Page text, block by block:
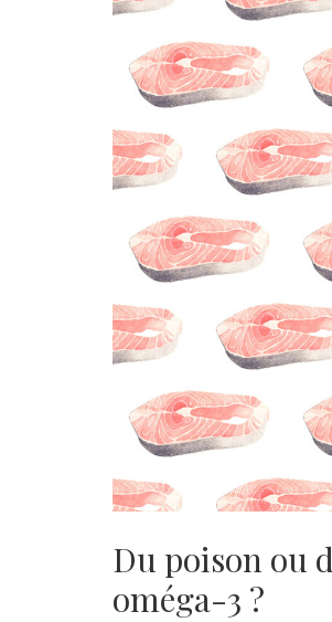
Du poison ou
oméga-3 ?